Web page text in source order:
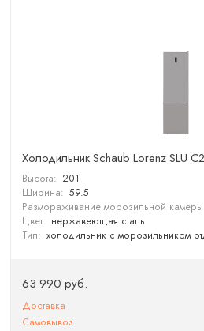
Холодильник Schaub Lorenz SLU
Высота: 201
Ширина: 59.5
Размораживание морозильной
Цвет: нержавеющая сталь
Тип: холодильник с морозильником
63 990 руб.
Доставка
Самовывоз